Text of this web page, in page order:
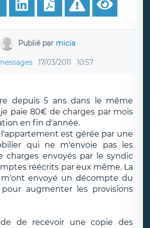
Publié par micia
17/03/2011 10:57
depuis 5 ans dans le même
paie 80€ de charges par mois
en fin d'année.
est gérée par une
qui ne m'envoie pas les
charges envoyés par le syndic
réécrits par eux même. La
envoyé un décompte du
augmenter les provisions
de recevoir une copie des